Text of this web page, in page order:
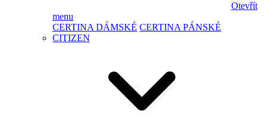
Otevřít
menu
CERTINA DÁMSKÉ CERTINA PÁNSKÉ
CITIZEN